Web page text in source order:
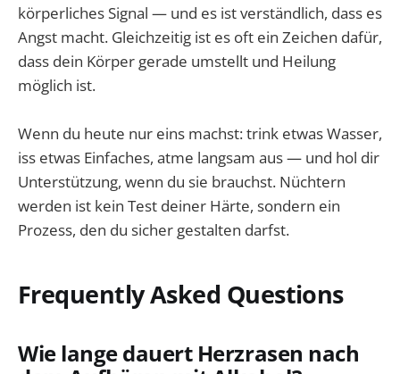
körperliches Signal — und es ist verständlich, dass es
Angst macht. Gleichzeitig ist es oft ein Zeichen dafür,
dass dein Körper gerade umstellt und Heilung
möglich ist.
Wenn du heute nur eins machst: trink etwas Wasser,
iss etwas Einfaches, atme langsam aus — und hol dir
Unterstützung, wenn du sie brauchst. Nüchtern
werden ist kein Test deiner Härte, sondern ein
Prozess, den du sicher gestalten darfst.
Frequently Asked Questions
Wie lange dauert Herzrasen nach